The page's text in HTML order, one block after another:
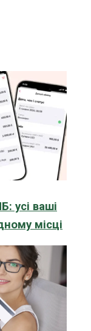
усі ваші
місці